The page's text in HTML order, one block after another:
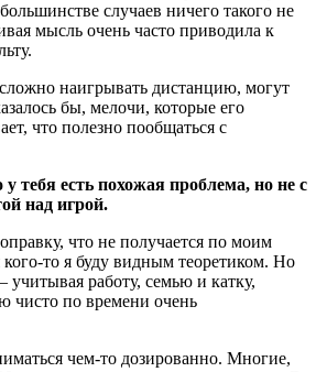
случаев ничего такого не
мысль очень часто приводила к
наигрывать дистанцию, могут
бы, мелочи, которые его
что полезно пообщаться с
тебя есть похожая проблема, но не с
над игрой.
что не получается по моим
то я буду видным теоретиком. Но
учитывая работу, семью и катку,
чисто по времени очень
чем-то дозированно. Многие,